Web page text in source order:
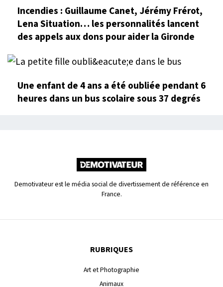
Incendies : Guillaume Canet, Jérémy Frérot,
Lena Situation… les personnalités lancent
des appels aux dons pour aider la Gironde
Une enfant de 4 ans a été oubliée pendant 6
heures dans un bus scolaire sous 37 degrés
Demotivateur est le média social de divertissement de référence en
France.
RUBRIQUES
Art et Photographie
Animaux